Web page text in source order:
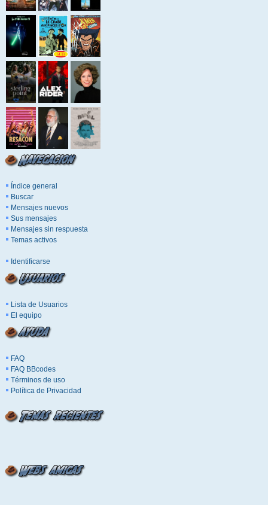
Índice general
Buscar
Mensajes nuevos
Sus mensajes
Mensajes sin respuesta
Temas activos
Identificarse
Lista de Usuarios
El equipo
FAQ
FAQ BBcodes
Términos de uso
Política de Privacidad